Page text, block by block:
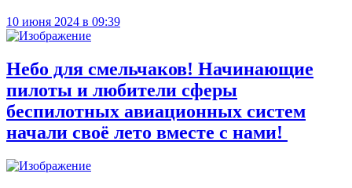
10 июня 2024 в 09:39
Небо для смельчаков! Начинающие
пилоты и любители сферы
беспилотных авиационных систем
начали своё лето вместе с нами!